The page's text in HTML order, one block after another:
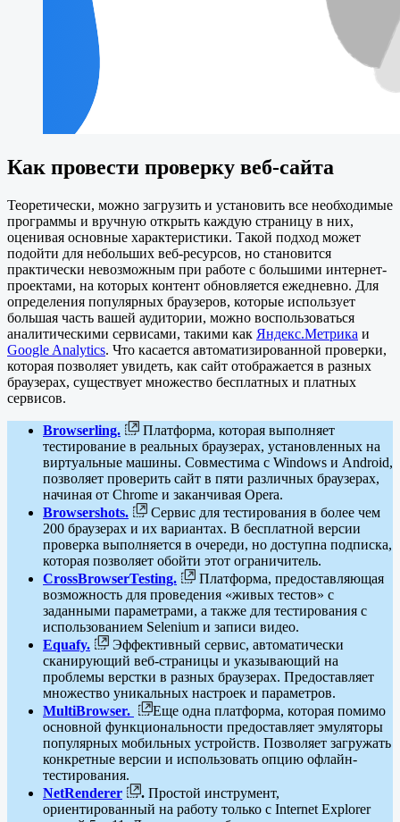
Как провести проверку веб-сайта
Теоретически, можно загрузить и установить все необходимые
программы и вручную открыть каждую страницу в них,
оценивая основные характеристики. Такой подход может
подойти для небольших веб-ресурсов, но становится
практически невозможным при работе с большими интернет-
проектами, на которых контент обновляется ежедневно. Для
определения популярных браузеров, которые использует
большая часть вашей аудитории, можно воспользоваться
аналитическими сервисами, такими как Яндекс.Метрика и
Google Analytics. Что касается автоматизированной проверки,
которая позволяет увидеть, как сайт отображается в разных
браузерах, существует множество бесплатных и платных
сервисов.
Browserling.
Платформа, которая выполняет
тестирование в реальных браузерах, установленных на
виртуальные машины. Совместима с Windows и Android,
позволяет проверить сайт в пяти различных браузерах,
начиная от Chrome и заканчивая Opera.
Browsershots.
Сервис для тестирования в более чем
200 браузерах и их вариантах. В бесплатной версии
проверка выполняется в очереди, но доступна подписка,
которая позволяет обойти этот ограничитель.
CrossBrowserTesting.
Платформа, предоставляющая
возможность для проведения «живых тестов» с
заданными параметрами, а также для тестирования с
использованием Selenium и записи видео.
Equafy.
Эффективный сервис, автоматически
сканирующий веб-страницы и указывающий на
проблемы верстки в разных браузерах. Предоставляет
множество уникальных настроек и параметров.
MultiBrowser.
Еще одна платформа, которая помимо
основной функциональности предоставляет эмуляторы
популярных мобильных устройств. Позволяет загружать
конкретные версии и использовать опцию офлайн-
тестирования.
NetRenderer
. Простой инструмент,
ориентированный на работу только с Internet Explorer